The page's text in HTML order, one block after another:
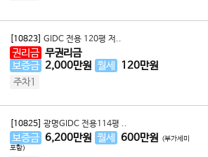
[10823] GIDC 전용 120평 저..
권리금 무권리금
보증금 2,000만원 월세 120만원
주차1
[10825] 광명GIDC 전용114평 ..
보증금 6,200만원 월세 600만원 (부가세미
포함)